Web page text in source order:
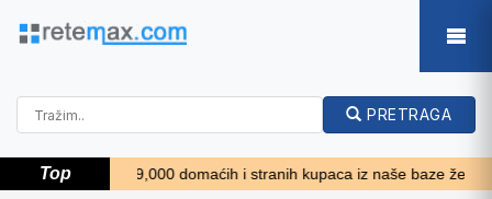
PRETRAGA
Top
od 9,000 domaćih i stranih kupaca iz naše baze želi kupiti